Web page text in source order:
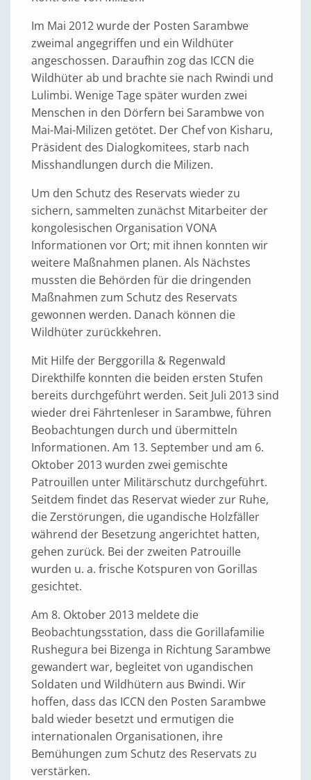
Im Mai 2012 wurde der Posten Sarambwe
zweimal angegriffen und ein Wildhüter
angeschossen. Daraufhin zog das ICCN die
Wildhüter ab und brachte sie nach Rwindi und
Lulimbi. Wenige Tage später wurden zwei
Menschen in den Dörfern bei Sarambwe von
Mai-Mai-Milizen getötet. Der Chef von Kisharu,
Präsident des Dialogkomitees, starb nach
Misshandlungen durch die Milizen.
Um den Schutz des Reservats wieder zu
sichern, sammelten zunächst Mitarbeiter der
kongolesischen Organisation VONA
Informationen vor Ort; mit ihnen konnten wir
weitere Maßnahmen planen. Als Nächstes
mussten die Behörden für die dringenden
Maßnahmen zum Schutz des Reservats
gewonnen werden. Danach können die
Wildhüter zurückkehren.
Mit Hilfe der Berggorilla & Regenwald
Direkthilfe konnten die beiden ersten Stufen
bereits durchgeführt werden. Seit Juli 2013 sind
wieder drei Fährtenleser in Sarambwe, führen
Beobachtungen durch und übermitteln
Informationen. Am 13. September und am 6.
Oktober 2013 wurden zwei gemischte
Patrouillen unter Militärschutz durchgeführt.
Seitdem findet das Reservat wieder zur Ruhe,
die Zerstörungen, die ugandische Holzfäller
während der Besetzung angerichtet hatten,
gehen zurück. Bei der zweiten Patrouille
wurden u. a. frische Kotspuren von Gorillas
gesichtet.
Am 8. Oktober 2013 meldete die
Beobachtungsstation, dass die Gorillafamilie
Rushegura bei Bizenga in Richtung Sarambwe
gewandert war, begleitet von ugandischen
Soldaten und Wildhütern aus ­Bwindi. Wir
hoffen, dass das ICCN den Posten Sarambwe
bald wieder besetzt und ermutigen die
internationalen Organisationen, ihre
Bemühungen zum Schutz des Reservats zu
verstärken.